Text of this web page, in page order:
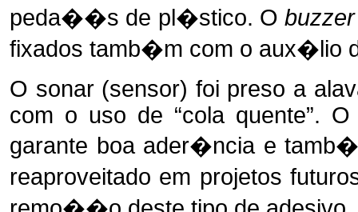
peda��s de pl�stico. O
fixados tamb�m com o aux�lio
O sonar (sensor) foi preso a
com o uso de “cola quente”.
garante boa ader�ncia e
reaproveitado em projetos